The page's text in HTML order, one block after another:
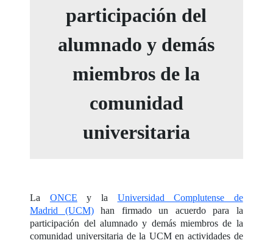
participación del
alumnado y demás
miembros de la
comunidad
universitaria
La ONCE y la Universidad Complutense de
Madrid (UCM)han firmado un acuerdo para la
participación del alumnado y demás miembros de la
comunidad universitaria de la UCM en actividades de